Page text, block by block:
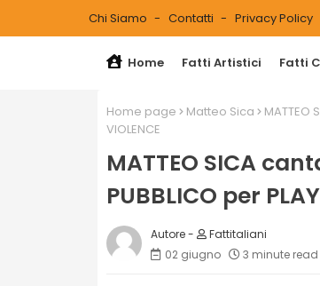
Chi Siamo Contatti Privacy Policy
Home Fatti Artistici Fatti
Home page Matteo Sica
MATTEO
VIOLENCE
MATTEO SICA
PUBBLICO per
Fattitaliani
02 giugno
3 minute read